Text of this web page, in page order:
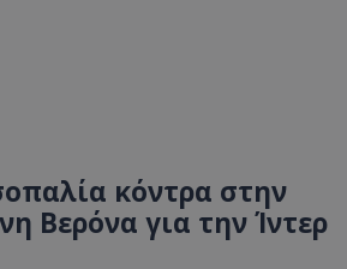
κόντρα στην
Βερόνα για την Ίντερ